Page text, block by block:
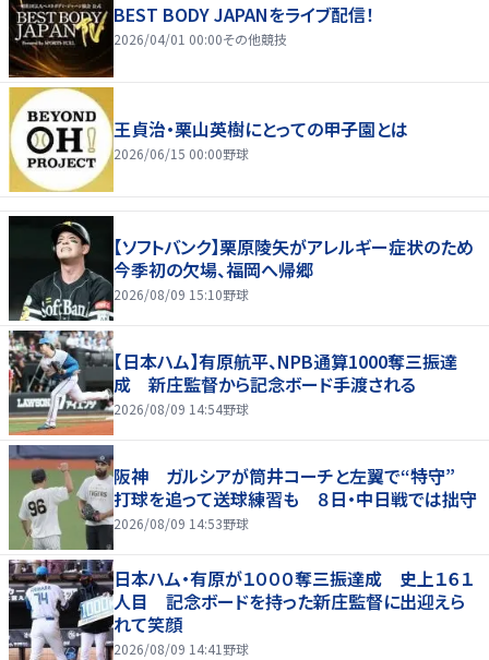
BEST BODY JAPANをライブ配信！
2026/04/01 00:00その他競技
王貞治・栗山英樹にとっての甲子園とは
2026/06/15 00:00野球
【ソフトバンク】栗原陵矢がアレルギー症状のため
今季初の欠場、福岡へ帰郷
2026/08/09 15:10野球
【日本ハム】有原航平、NPB通算1000奪三振達
成 新庄監督から記念ボード手渡される
2026/08/09 14:54野球
阪神 ガルシアが筒井コーチと左翼で“特守”
打球を追って送球練習も ８日・中日戦では拙守
2026/08/09 14:53野球
日本ハム・有原が１０００奪三振達成 史上１６１
人目 記念ボードを持った新庄監督に出迎えら
れて笑顔
2026/08/09 14:41 野球